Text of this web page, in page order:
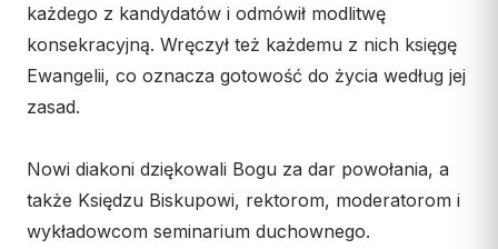
każdego z kandydatów i odmówił modlitwę
konsekracyjną. Wręczył też każdemu z nich księgę
Ewangelii, co oznacza gotowość do życia według jej
zasad.
Nowi diakoni dziękowali Bogu za dar powołania, a
także Księdzu Biskupowi, rektorom, moderatorom i
wykładowcom seminarium duchownego.